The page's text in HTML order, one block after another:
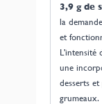
3,9g de
la
et
L'intensité
une
desserts
grumeaux.